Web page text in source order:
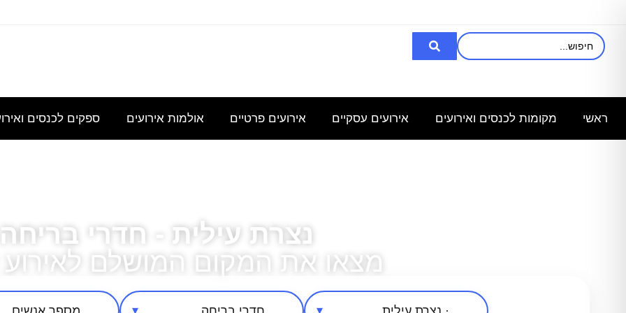
באולם/חלל
שבוע
ב-30.6.25
אולם/
ל-140
לצורך
להכיל עד
3000
לכ- 100
אולם/
כיתה
שתכיל
מחיר
בסיסית
עבור
הצעת
מחיר
לשם
עבור כנס
מנהלי
ראשי מקומות לכנסים ואירועים אירועים עסקיים אירועים פרטיים אולמות אירועים ספקים לכנסים
נצרת עילית - חדרי בריחה
מצאו את המקום המושלם